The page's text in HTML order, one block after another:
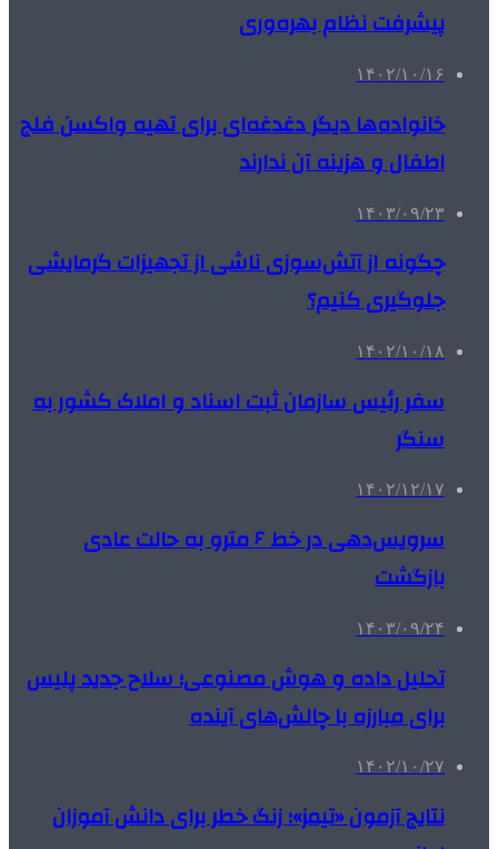
پیشرفت نظام بهره‌وری
۱۴۰۲/۱۰/۱۶
خانواده‌ها دیگر دغدغه‌ای برای تهیه واکسن فلج
اطفال و هزینه آن ندارند
۱۴۰۳/۰۹/۲۳
چگونه از آتش‌سوزی ناشی از تجهیزات گرمایشی
جلوگیری کنیم؟
۱۴۰۲/۱۰/۱۸
سفر رئیس سازمان ثبت اسناد و املاک کشور به
سنگر
۱۴۰۲/۱۲/۱۷
سرویس‌دهی در خط ۶ مترو به حالت عادی
بازگشت
۱۴۰۳/۰۹/۲۴
تحلیل داده و هوش مصنوعی؛ سلاح جدید پلیس
برای مبارزه با چالش‌های آینده
۱۴۰۲/۱۰/۲۷
نتایج آزمون «تیمز»؛ زنگ خطر برای دانش آموزان